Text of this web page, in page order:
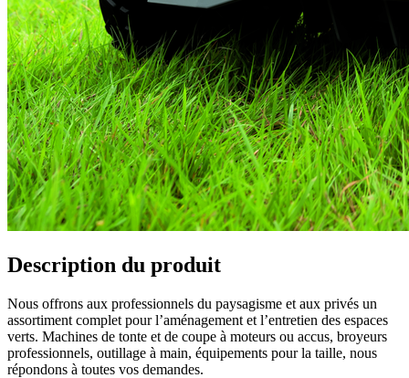
Description du produit
Nous offrons aux professionnels du paysagisme et aux privés un
assortiment complet pour l’aménagement et l’entretien des espaces
verts. Machines de tonte et de coupe à moteurs ou accus, broyeurs
professionnels, outillage à main, équipements pour la taille, nous
répondons à toutes vos demandes.